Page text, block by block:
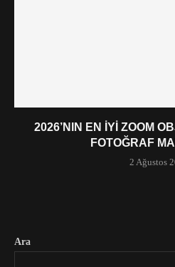
2026’NIN EN İYI ZOOM
FOTOĞRAF
2 Ağustos
Ara